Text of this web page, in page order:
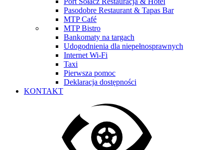
Pasodobre Restaurant & Tapas Bar
MTP Café
MTP Bistro
Bankomaty na targach
Udogodnienia dla niepełnosprawnych
Internet Wi-Fi
Taxi
Pierwsza pomoc
Deklaracja dostępności
KONTAKT